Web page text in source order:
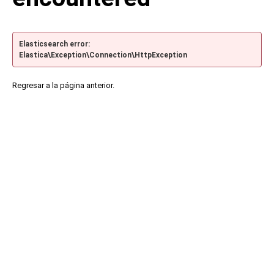
Elasticsearch error:
Elastica\Exception\Connection\HttpException
Regresar a la página anterior.